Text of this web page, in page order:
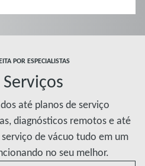
POR ESPECIALISTAS
até planos de serviço
diagnósticos remotos e até
de vácuo tudo em um
no seu melhor.